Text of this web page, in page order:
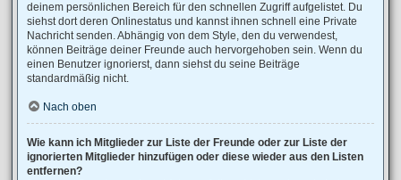
deinem persönlichen Bereich für den schnellen Zugriff aufgelistet. Du
siehst dort deren Onlinestatus und kannst ihnen schnell eine Private
Nachricht senden. Abhängig von dem Style, den du verwendest,
können Beiträge deiner Freunde auch hervorgehoben sein. Wenn du
einen Benutzer ignorierst, dann siehst du seine Beiträge
standardmäßig nicht.
Nach oben
Wie kann ich Mitglieder zur Liste der Freunde oder zur Liste der
ignorierten Mitglieder hinzufügen oder diese wieder aus den Listen
entfernen?